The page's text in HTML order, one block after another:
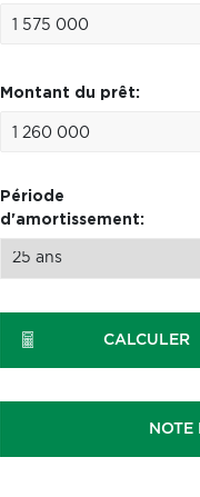
Montant du prêt:
Période
d'amortissement:
CALCULER
NOTE